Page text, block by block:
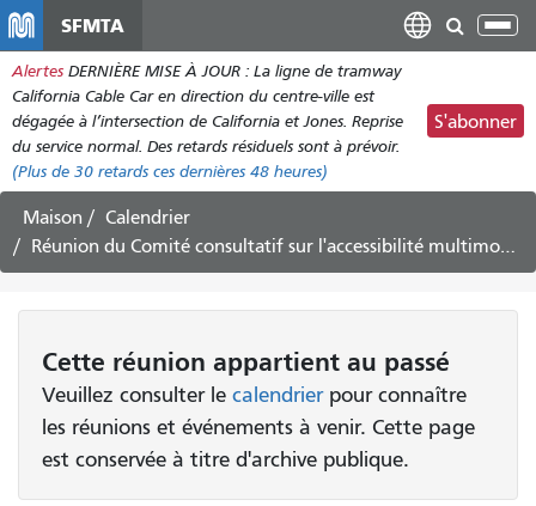
contenu
principal
SFMTA
Alertes DERNIÈRE MISE À JOUR : La ligne de tramway
California Cable Car en direction du centre-ville est
dégagée à l’intersection de California et Jones. Reprise
du service normal. Des retards résiduels sont à prévoir.
(Plus de 30 retards ces dernières 48 heures)
S'abonner
Maison
Calendrier
Réunion du Comité consultatif sur l'accessibilité multimodale - Mars 2025
Cette réunion appartient au passé
Veuillez consulter le calendrierpour connaître
les réunions et événements à venir. Cette page
est conservée à titre d'archive publique.